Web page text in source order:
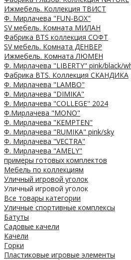
Ижмебель. Коллекция ТВИСТ
Ф. Мирлачева "FUN-BOX"
SV мебель. Комната МИЛАН
Фабрика BTS коллекция СОФТ
SV мебель. Комната ДЕНВЕР
Ижмебель. Комната ЛЮМЕН
Ф. Мирлачева "LIBERTY" pink/black/
Фабрика BTS. Коллекция СКАНДИКА
Ф. Мирлачева "LAMBO"
Ф. Мирлачева "DIMIKA"
Ф. Мирлачева "COLLEGE" 2024
Ф.Мирлачева "MONO"
Ф. Мирлачева "KEMPTEN"
Ф. Мирлачева "RUMIKA" pink/sky
Ф. Мирлачева "VECTRA"
Ф. Мирлачева "AMELY"
примеры готовых комплектов
Мебель по коллекциям
Уличный игровой уголок
Уличный игровой уголок
Все товары категории
Уличные спортивные комплексы
Батуты
Садовые качели
Качели
Горки
Пластиковые игровые элементы